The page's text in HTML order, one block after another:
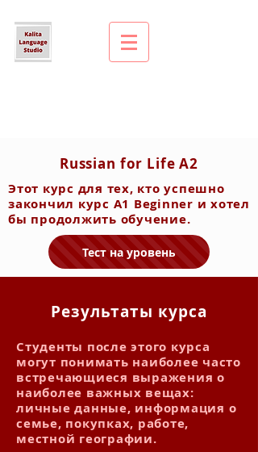
Russian for Life A2
Этот курс для тех, кто успешно
закончил курс A1 Beginner и хотел
бы продолжить обучение.
Тест на уровень
Результаты курса
Студенты после этого курса
могут понимать наиболее часто
встречающиеся выражения о
наиболее важных вещах:
личные данные, информация о
семье, покупках, работе,
местной географии.